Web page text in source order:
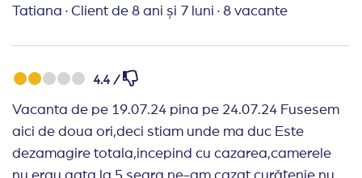
Tatiana · Client de 8 ani și 7 luni · 8 vacante
4.4 /
Vacanta de pe 19.07.24 pina pe 24.07.24 Fusesem
aici de doua ori,deci stiam unde ma duc Este
dezamagire totala,incepind cu cazarea,camerele